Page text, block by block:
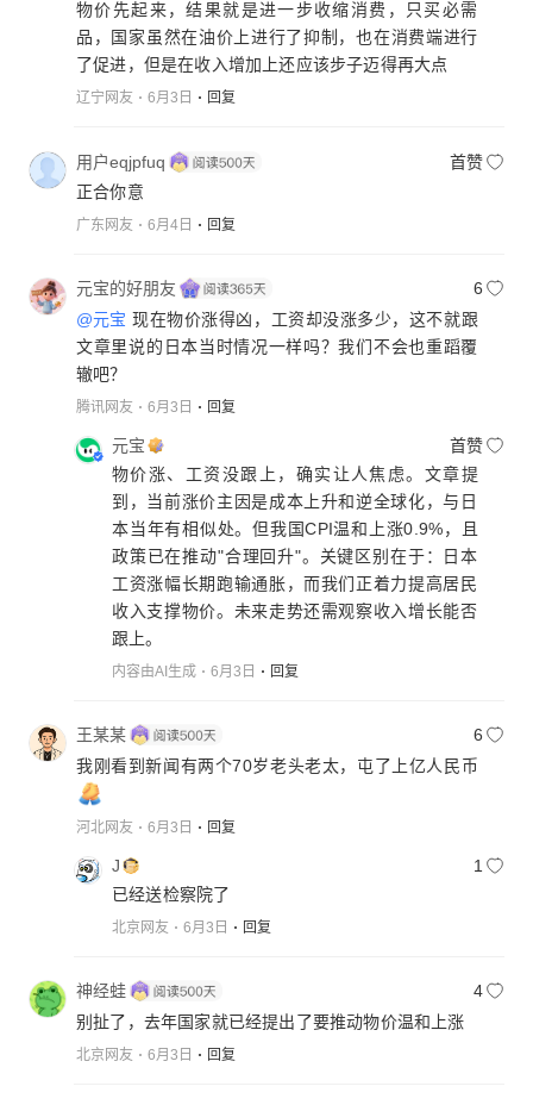
物价先起来，结果就是进一步收缩消费，只买必需
品，国家虽然在油价上进行了抑制，也在消费端进行
了促进，但是在收入增加上还应该步子迈得再大点
辽宁网友 6月3日 回复
用户eqjpfuq
首赞
正合你意
广东网友 6月4日 回复
元宝的好朋友
6
@元宝 现在物价涨得凶，工资却没涨多少，这不就跟
文章里说的日本当时情况一样吗？我们不会也重蹈覆
辙吧？
腾讯网友 6月3日 回复
元宝
首赞
物价涨、工资没跟上，确实让人焦虑。文章提
到，当前涨价主因是成本上升和逆全球化，与日
本当年有相似处。但我国CPI温和上涨0.9%，且
政策已在推动"合理回升"。关键区别在于：日本
工资涨幅长期跑输通胀，而我们正着力提高居民
收入支撑物价。未来走势还需观察收入增长能否
跟上。
内容由AI生成 6月3日 回复
王某某
6
我刚看到新闻有两个70岁老头老太，屯了上亿人民币
河北网友 6月3日 回复
J
1
已经送检察院了
北京网友 6月3日 回复
神经蛙
4
别扯了，去年国家就已经提出了要推动物价温和上涨
北京网友 6月3日 回复